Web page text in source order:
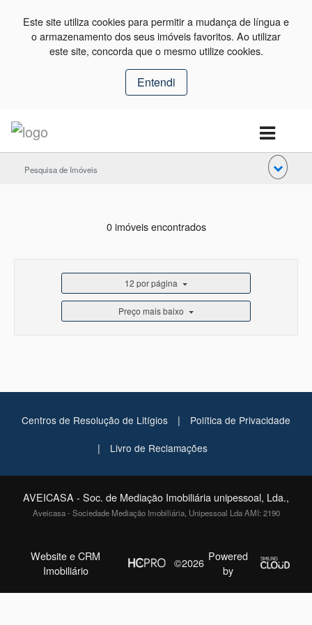
Este site utiliza cookies para permitir a mudança de língua e
o armazenamento dos seus imóveis favoritos. Ao utilizar
este site, concorda que o mesmo utilize cookies.
Entendi
Pesquisa de Imóveis
0 imóveis encontrados
12 por página
Preço mais baixo
Centros de Resolução de Litígios | Política de Privacidade
| Livro de Reclamações
AVEICASA - Soc. de Mediação Imobiliária unipessoal, Lda.,
Aveicasa - Sociedade Mediação Imobiliária, Unipessoal Lda AMI: 2190
Website e CRM
Imobiliário
©2026 Powered
by